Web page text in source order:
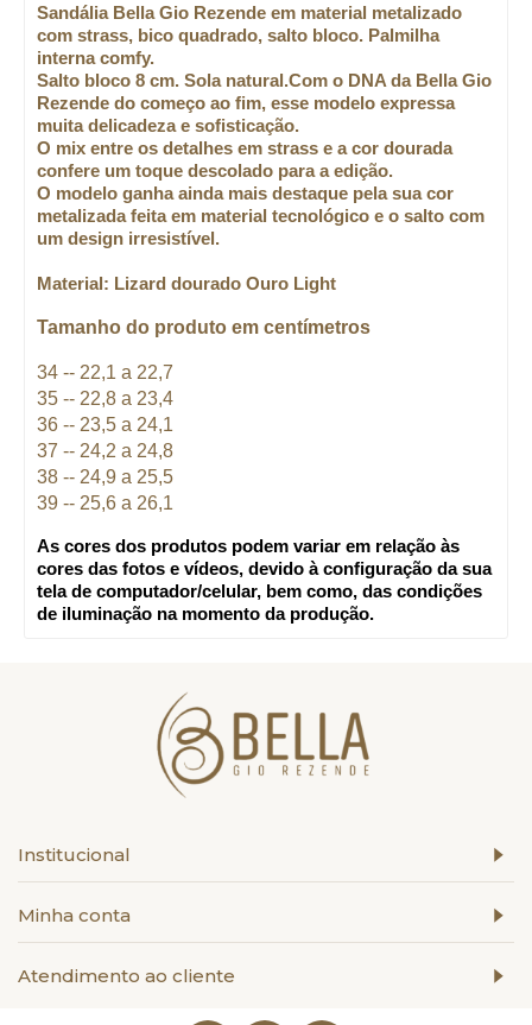
Sandália Bella Gio Rezende em material metalizado
com strass, bico quadrado, salto bloco. Palmilha
interna comfy.
Salto bloco 8 cm. Sola natural.Com o DNA da Bella Gio
Rezende do começo ao fim, esse modelo expressa
muita delicadeza e sofisticação.
O mix entre os detalhes em strass e a cor dourada
confere um toque descolado para a edição.
O modelo ganha ainda mais destaque pela sua cor
metalizada feita em material tecnológico e o salto com
um design irresistível.
Material: Lizard dourado Ouro Light
Tamanho do produto em centímetros
34 -- 22,1 a 22,7
35 -- 22,8 a 23,4
36 -- 23,5 a 24,1
37 -- 24,2 a 24,8
38 -- 24,9 a 25,5
39 -- 25,6 a 26,1
As cores dos produtos podem variar em relação às
cores das fotos e vídeos, devido à configuração da sua
tela de computador/celular, bem como, das condições
de iluminação na momento da produção.
Institucional
Minha conta
Atendimento ao cliente